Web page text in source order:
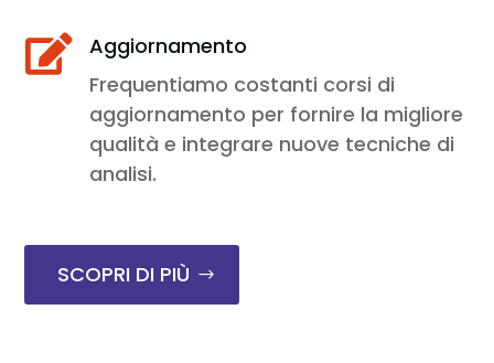

Aggiornamento
Frequentiamo costanti corsi di
aggiornamento per fornire la migliore
qualità e integrare nuove tecniche di
analisi.
SCOPRI DI PIÙ